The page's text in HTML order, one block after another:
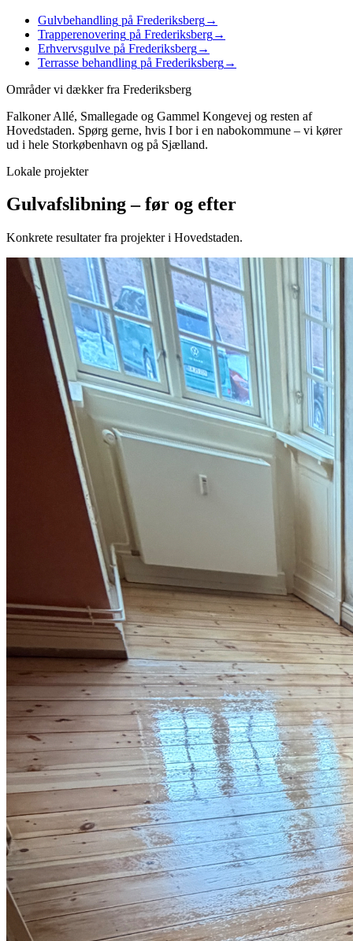
Gulvbehandling på Frederiksberg→
Trapperenovering på Frederiksberg→
Erhvervsgulve på Frederiksberg→
Terrasse behandling på Frederiksberg→
Områder vi dækker fra Frederiksberg
Falkoner Allé, Smallegade og Gammel Kongevej og resten af
Hovedstaden. Spørg gerne, hvis I bor i en nabokommune – vi kører
ud i hele Storkøbenhavn og på Sjælland.
Lokale projekter
Gulvafslibning– før og efter
Konkrete resultater fra projekter i Hovedstaden.